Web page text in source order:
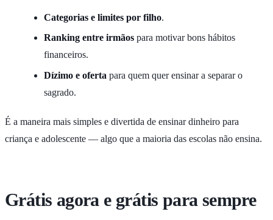
Categorias e limites por filho.
Ranking entre irmãos para motivar bons hábitos
financeiros.
Dízimo e oferta para quem quer ensinar a separar o
sagrado.
É a maneira mais simples e divertida de ensinar dinheiro para
criança e adolescente — algo que a maioria das escolas não ensina.
Grátis agora e grátis para sempre